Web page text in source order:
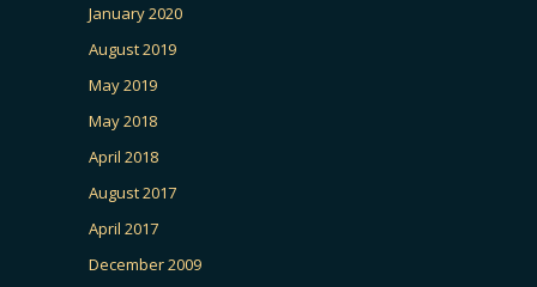
January 2020
August 2019
May 2019
May 2018
April 2018
August 2017
April 2017
December 2009